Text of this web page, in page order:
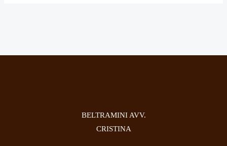
BELTRAMINI AVV.
CRISTINA